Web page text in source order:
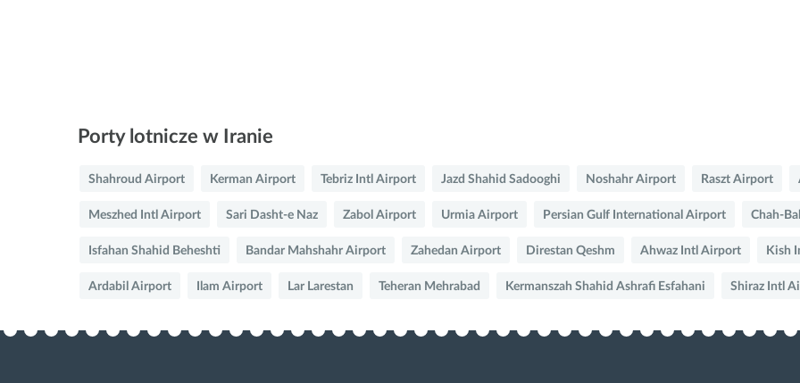
Porty lotnicze w Iranie
Shahroud Airport Kerman Airport Tebriz Intl Airport Jazd Shahid Sadooghi Noshahr Airport Raszt Airport
Meszhed Intl Airport Sari Dasht-e Naz Zabol Airport Urmia Airport Persian Gulf International Airport Chah-
Isfahan Shahid Beheshti Bandar Mahshahr Airport Zahedan Airport Direstan Qeshm Ahwaz Intl Airport Kish
Ardabil Airport Ilam Airport Lar Larestan Teheran Mehrabad Kermanszah Shahid Ashrafi Esfahani Shiraz Intl